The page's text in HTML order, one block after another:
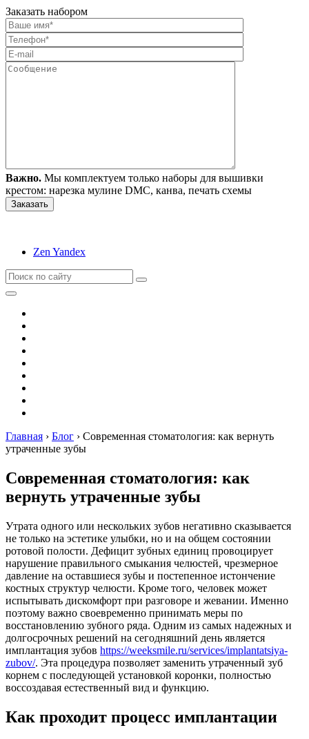
Заказать набором
Важно. Мы комплектуем только наборы для вышивки
крестом: нарезка мулине DMC, канва, печать схемы
Zen Yandex
Главная › Блог › Современная стоматология: как вернуть
утраченные зубы
Современная стоматология: как
вернуть утраченные зубы
Утрата одного или нескольких зубов негативно сказывается
не только на эстетике улыбки, но и на общем состоянии
ротовой полости. Дефицит зубных единиц провоцирует
нарушение правильного смыкания челюстей, чрезмерное
давление на оставшиеся зубы и постепенное истончение
костных структур челюсти. Кроме того, человек может
испытывать дискомфорт при разговоре и жевании. Именно
поэтому важно своевременно принимать меры по
восстановлению зубного ряда. Одним из самых надежных и
долгосрочных решений на сегодняшний день является
имплантация зубов https://weeksmile.ru/services/implantatsiya-
zubov/. Эта процедура позволяет заменить утраченный зуб
корнем с последующей установкой коронки, полностью
воссоздавая естественный вид и функцию.
Как проходит процесс имплантации